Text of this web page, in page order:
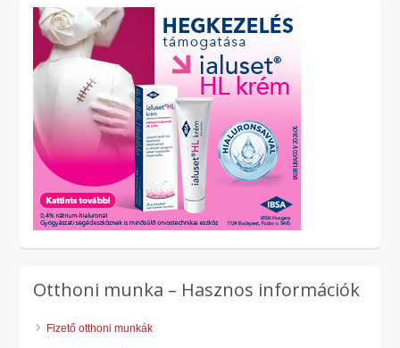
Otthoni munka – Hasznos információk
Fizető otthoni munkák